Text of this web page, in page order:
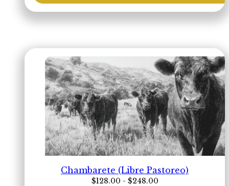
Chambarete (Libre Pastoreo)
$128.00 - $248.00Rango